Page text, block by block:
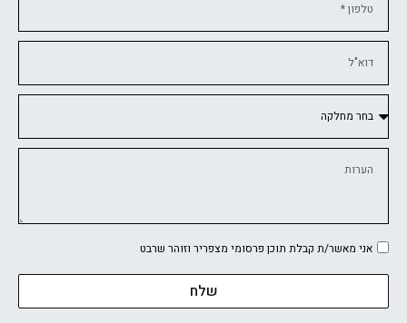
אני מאשר/ת קבלת תוכן פרסומי מצפריר וזוהר שרבט
שלח